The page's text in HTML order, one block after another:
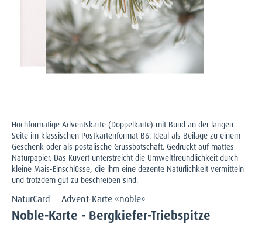
Hochformatige Adventskarte (Doppelkarte) mit Bund an der langen
Seite im klassischen Postkartenformat B6. Ideal als Beilage zu einem
Geschenk oder als postalische Grussbotschaft. Gedruckt auf mattes
Naturpapier. Das Kuvert unterstreicht die Umweltfreundlichkeit durch
kleine Mais-Einschlüsse, die ihm eine dezente Natürlichkeit vermitteln
und trotzdem gut zu beschreiben sind.
NaturCard Advent-Karte «noble»
Noble-Karte - Bergkiefer-Triebspitze